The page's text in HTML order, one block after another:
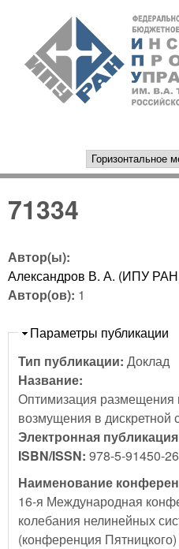
Перейти
РАН
71334
Автор(ы):
Александров В. А. (ИПУ
Автор(ов): 1
Скрыть
Параметры публикации
Тип публикации: Доклад
Название:
Оптимизация размещения
возмущения в дискретной
Электронная
ISBN/ISSN: 978-5-91450-
Наименование
16-я Международная
колебания нелинейных
(конференция